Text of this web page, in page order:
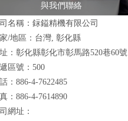
與我們聯絡
名稱：銢鎰精機有限公司
/地區：台灣, 彰化縣
：彰化縣彰化市彰馬路520巷60號
區號：500
：886-4-7622485
：886-4-7614890
網址：